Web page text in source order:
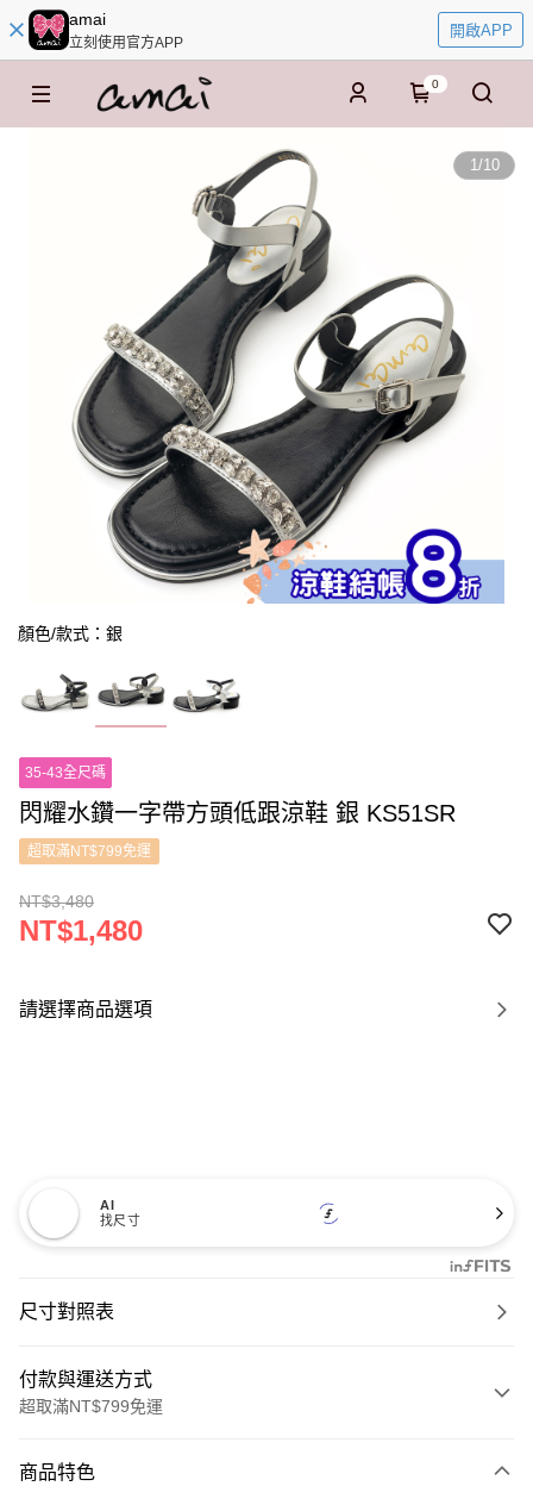
amai
立刻使用官方APP
開啟APP
0
1/10
顏色/款式：銀
35-43全尺碼
閃耀水鑽一字帶方頭低跟涼鞋 銀 KS51SR
超取滿NT$799免運
NT$3,480
NT$1,480
請選擇商品選項
AI
找尺寸
尺寸對照表
付款與運送方式
超取滿NT$799免運
信用卡一次付款
商品特色